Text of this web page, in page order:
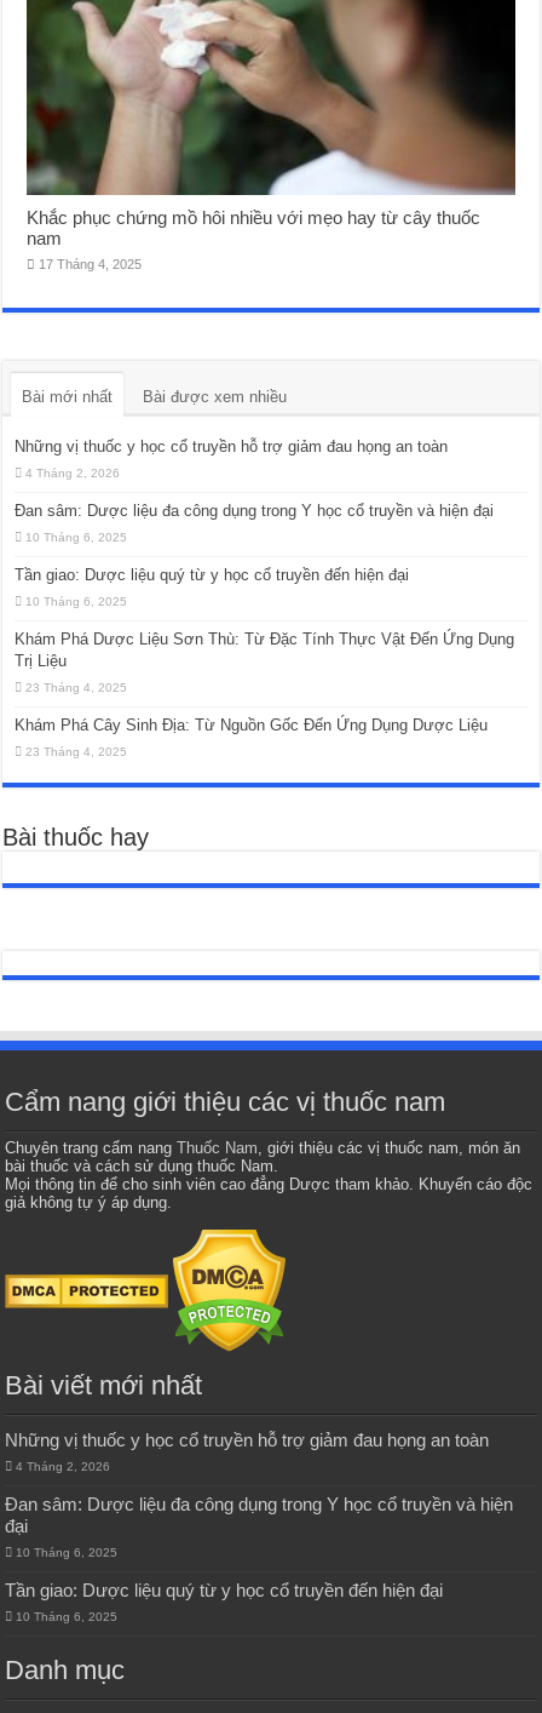
Khắc phục chứng mồ hôi nhiều với mẹo hay từ cây thuốc
nam
17 Tháng 4, 2025
Bài mới nhất Bài được xem nhiều
Những vị thuốc y học cổ truyền hỗ trợ giảm đau họng an toàn
4 Tháng 2, 2026
Đan sâm: Dược liệu đa công dụng trong Y học cổ truyền và hiện đại
10 Tháng 6, 2025
Tần giao: Dược liệu quý từ y học cổ truyền đến hiện đại
10 Tháng 6, 2025
Khám Phá Dược Liệu Sơn Thù: Từ Đặc Tính Thực Vật Đến Ứng Dụng
Trị Liệu
23 Tháng 4, 2025
Khám Phá Cây Sinh Địa: Từ Nguồn Gốc Đến Ứng Dụng Dược Liệu
23 Tháng 4, 2025
Bài thuốc hay
Cẩm nang giới thiệu các vị thuốc nam
Chuyên trang cẩm nangThuốc Nam, giới thiệu các vị thuốc nam, món ăn
bài thuốc và cách sử dụng thuốc Nam.
Mọi thông tin để cho sinh viên cao đẳng Dược tham khảo. Khuyến cáo độc
giả không tự ý áp dụng.
Bài viết mới nhất
Những vị thuốc y học cổ truyền hỗ trợ giảm đau họng an toàn
4 Tháng 2, 2026
Đan sâm: Dược liệu đa công dụng trong Y học cổ truyền và hiện
đại
10 Tháng 6, 2025
Tần giao: Dược liệu quý từ y học cổ truyền đến hiện đại
10 Tháng 6, 2025
Danh mục